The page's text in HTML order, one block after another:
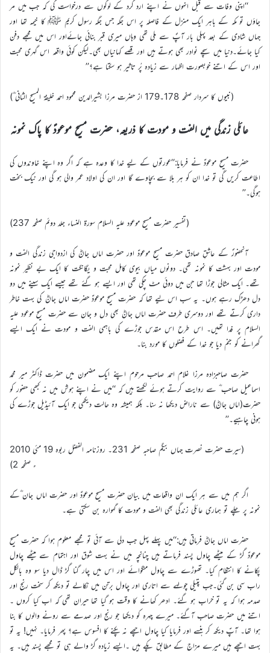
‘‘اپنی وفات سے قبل انہوں نے اپنے ارد گرد کے لوگوں سے درخواست کی کہ جب میں مر
جاؤں تو مکہ کے باہر ایک منزل کے فاصلہ پر اس جگہ جس جگہ رسول کریم ﷺ کا خیمہ تھا اور
جہاں شادی کے بعد پہلی بار آپؐ سے ملی تھی وہاں میری قبر بنائی جائےاور اس میں مجھے دفن
کیا جائے۔دنیا میں سچے نوادر بھی ہوتے ہیں اور قصے کہانیاں بھی۔لیکن کوئی واقعہ اس گہری محبت
اور اس کے اتنے خوبصورت اظہار سے زیادہ پُر تاثیر ہو سکتا ہے؟’’
(نبیوں کا سردار صفحہ 178۔179 از حضرت مرزا بشیرالدین محمود احمد خلیفۃ المسیح الثانی ؓ)
عائلی زندگی میں الفت و مودت کا ذریعہ، حضرت مسیح موعودؑ کا پاک نمونہ
حضرت مسیح موعودؑ نے فرمایا:‘‘عورتوں کے لیے خدا کا وعدہ ہے کہ اگر وہ اپنے خاوندوں کی
اطاعت کریں گی تو خدا ان کو ہر بلا سے بچاوے گا اور ان کی اولاد عمر والی ہو گی اور نیک بخت
ہوگی۔’’
(تفسیر حضرت مسیح موعود علیہ السلام سورۃ النساء جلد دوئم صفحہ 237)
آنحضورؐ کے عاشقِ صادق حضرت مسیح موعودؑ اور حضرت اماں جانؓ کی ازدواجی زندگی الفت و
مودت اور بہشت کا نمونہ تھی۔ دونوں میاں بیوی کامل محبت و یگانگت کا ایک بے نظیر نمونہ
تھے۔ ایک مثالی جوڑا تھا جن میں دوئی مٹ چکی تھی اور ایسے ہو گئے تھے جیسے ایک سینے میں دو
دل دھڑک رہے ہوں۔ یہ سب اس لیے تھا کہ حضرت مسیح موعودؑ حضرت اماں جانؓ کی بہت خاطر
داری کرتے تھے اور دوسری طرف حضرت اماں جانؓ بھی دل و جان سے حضرت مسیح موعود علیہ
السلام پر فدا تھیں۔ اس طرح اس مقدس جوڑے کی باہمی الفت و مودت نے ایک ایسے
گھرانے کو جنم دیا جو خدا کے فضلوں کا مورد بنا۔
حضرت صاحبزادہ مرزا غلام احمد صاحب مرحوم اپنے ایک مضمون میں حضرت ڈاکٹر میر محمد
اسماعیل صاحب ؓ سے روایت کرتے ہوئے لکھتے ہیں کہ ‘‘میں نے اپنے ہوش میں نہ کبھی حضور کو
حضرت(اماں جانؓ) سے ناراض دیکھا نہ سنا۔ بلکہ ہمیشہ وہ حالت دیکھی جو ایک آئیڈیل جوڑے کی
ہونی چاہیے۔’’
(سیرت حضرت نصرت جہاں بیگم صاحبہ صفحہ 231۔ روزنامہ الفضل ربوہ 19 مئی 2010
ء صفحہ 2)
اگر ہم میں سے ہر ایک ان واقعات میں بیان حضرت مسیح موعودؑ اور حضرت اماں جان ؓکے
نمونہ پر چلے تو ہماری عائلی زندگی بھی الفت و مودت کا گہوارہ بن سکتی ہے۔
حضرت اماں جانؓ فرماتی ہیں:‘‘میں پہلے پہل جب دلی سے آئی تو مجھے معلوم ہوا کہ حضرت مسیح
موعودؑ گڑ کے میٹھے چاول پسند فرماتے ہیں چنانچہ میں نے بہت شوق اور اہتمام سے میٹھے چاول
پکانے کا انتظام کیا۔ تھوڑے سے چاول منگوائے اور اس میں چار گنا گڑ ڈال دیا سو وہ بالکل
راب سی بن گئی۔جب پتیلی چولہے سے اتاری اور چاول برتن میں نکالے تو دیکھ کر سخت رنج اور
صدمہ ہوا کہ یہ تو خراب ہو گئے۔ ادھر کھانے کا وقت ہو گیا تھا حیران تھی کہ اب کیا کروں ۔
اتنے میں حضرت صاحب آگئے۔ میرے چہرہ کو دیکھا جو رنج اور صدمے سے رونے والوں کا بنا
ہوا تھا۔ آپؑ دیکھ کر ہنسے اور فرمایا کیا چاول اچھے نہ پکنے کا افسوس ہے؟ پھر فرمایا۔ نہیں! یہ تو
بہت اچھے ہیں میرے مزاج کے مطابق پکے ہیں ۔ایسے زیادہ گڑ والے ہی تو مجھے پسند ہیں۔ یہ